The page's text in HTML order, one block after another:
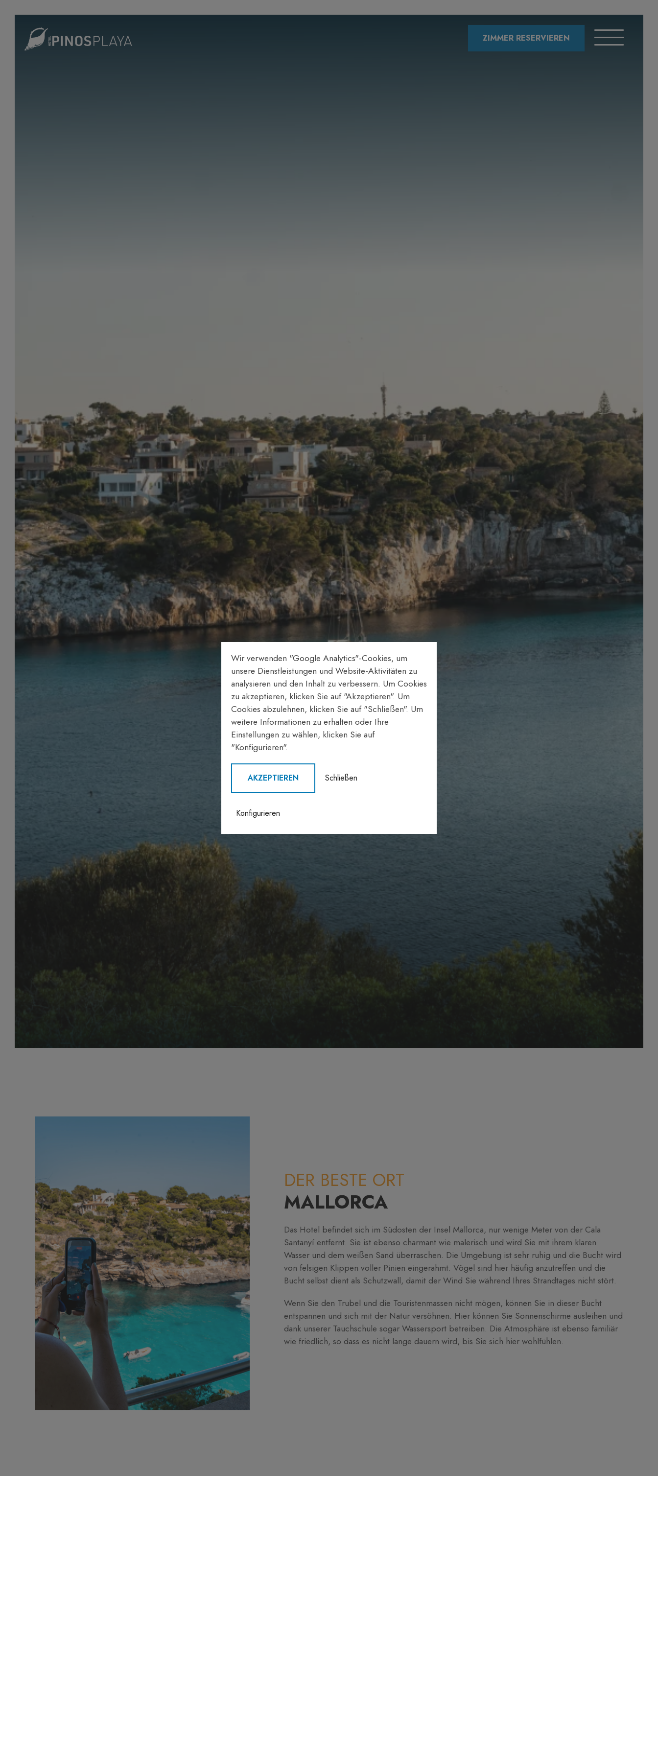
ZIMMER RESERVIEREN
DER BESTE ORT
MALLORCA
Das Hotel befindet sich im Südosten der Insel Mallorca, nur wenige Meter von der Cala
Santanyí entfernt. Sie ist ebenso charmant wie malerisch und wird Sie mit ihrem klaren
Wasser und dem weißen Sand überraschen. Die Umgebung ist sehr ruhig und die Bucht wird
von felsigen Klippen voller Pinien eingerahmt. Vögel sind hier häufig anzutreffen und die
Bucht selbst dient als Schutzwall, damit der Wind Sie während Ihres Strandtages nicht stört.
Wenn Sie den Trubel und die Touristenmassen nicht mögen, können Sie in dieser Bucht
entspannen und sich mit der Natur versöhnen. Hier können Sie Sonnenschirme ausleihen und
dank unserer Tauchschule sogar Wassersport betreiben. Die Atmosphäre ist ebenso familiär
wie friedlich, so dass es nicht lange dauern wird, bis Sie sich hier wohlfühlen.
Wir verwenden "Google Analytics"-Cookies, um
unsere Dienstleistungen und Website-Aktivitäten zu
analysieren und den Inhalt zu verbessern. Um Cookies
zu akzeptieren, klicken Sie auf "Akzeptieren". Um
Cookies abzulehnen, klicken Sie auf "Schließen". Um
weitere Informationen zu erhalten oder Ihre
Einstellungen zu wählen, klicken Sie auf
"Konfigurieren".
AKZEPTIEREN Schließen
Konfigurieren